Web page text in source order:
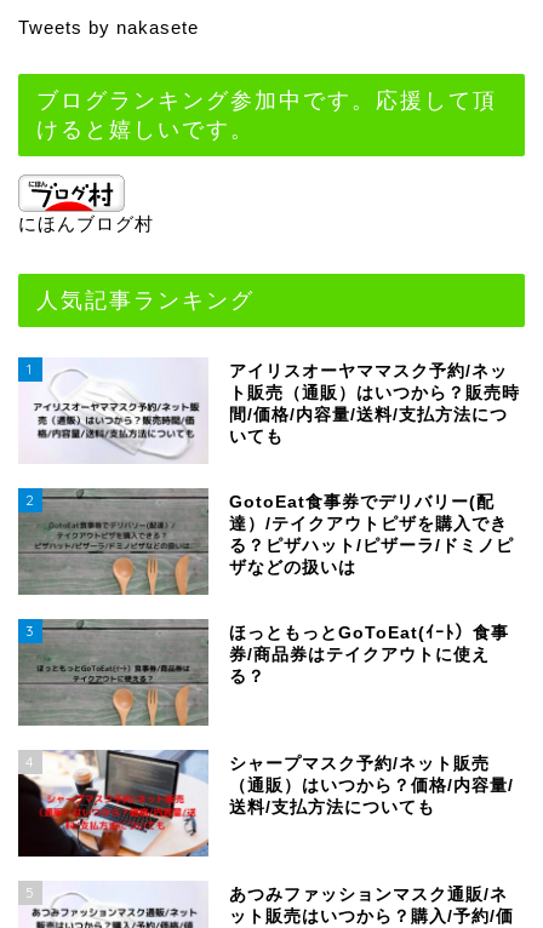
Tweets by nakasete
ブログランキング参加中です。応援して頂
けると嬉しいです。
にほんブログ村
人気記事ランキング
1
アイリスオーヤママスク予約/ネッ
ト販売（通販）はいつから？販売時
間/価格/内容量/送料/支払方法につ
いても
2
GotoEat食事券でデリバリー(配
達）/テイクアウトピザを購入でき
る？ピザハット/ピザーラ/ドミノピ
ザなどの扱いは
3
ほっともっとGoToEat(ｲｰﾄ）食事
券/商品券はテイクアウトに使え
る？
4
シャープマスク予約/ネット販売
（通販）はいつから？価格/内容量/
送料/支払方法についても
5
あつみファッションマスク通販/ネ
ット販売はいつから？購入/予約/価